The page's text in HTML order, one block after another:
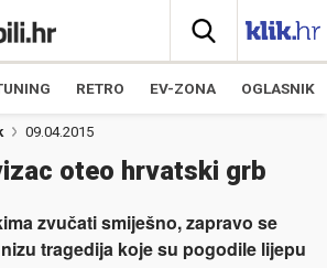
RETRO EV-ZONA OGLASNIK
09.04.2015
oteo hrvatski grb
zvučati smiješno, zapravo se
tragedija koje su pogodile lijepu